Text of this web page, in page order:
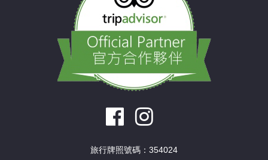
旅行牌照號碼：354024